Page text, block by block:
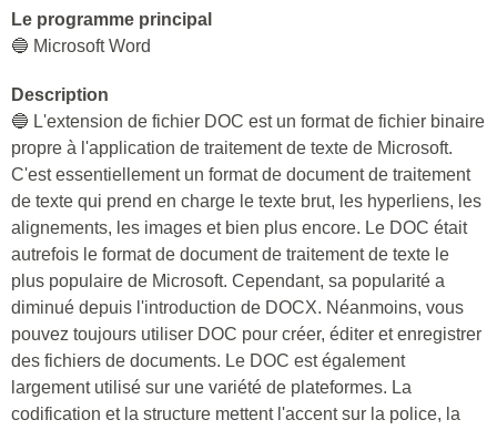
Le programme principal
🔵 Microsoft Word
Description
🔵 L'extension de fichier DOC est un format de fichier binaire
propre à l'application de traitement de texte de Microsoft.
C'est essentiellement un format de document de traitement
de texte qui prend en charge le texte brut, les hyperliens, les
alignements, les images et bien plus encore. Le DOC était
autrefois le format de document de traitement de texte le
plus populaire de Microsoft. Cependant, sa popularité a
diminué depuis l'introduction de DOCX. Néanmoins, vous
pouvez toujours utiliser DOC pour créer, éditer et enregistrer
des fichiers de documents. Le DOC est également
largement utilisé sur une variété de plateformes. La
codification et la structure mettent l'accent sur la police, la